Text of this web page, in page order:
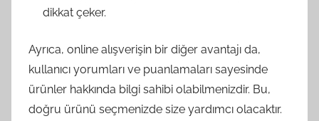
dikkat çeker.
Ayrıca, online alışverişin bir diğer avantajı da,
kullanıcı yorumları ve puanlamaları sayesinde
ürünler hakkında bilgi sahibi olabilmenizdir. Bu,
doğru ürünü seçmenizde size yardımcı olacaktır.